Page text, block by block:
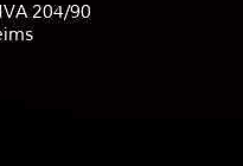
204/90